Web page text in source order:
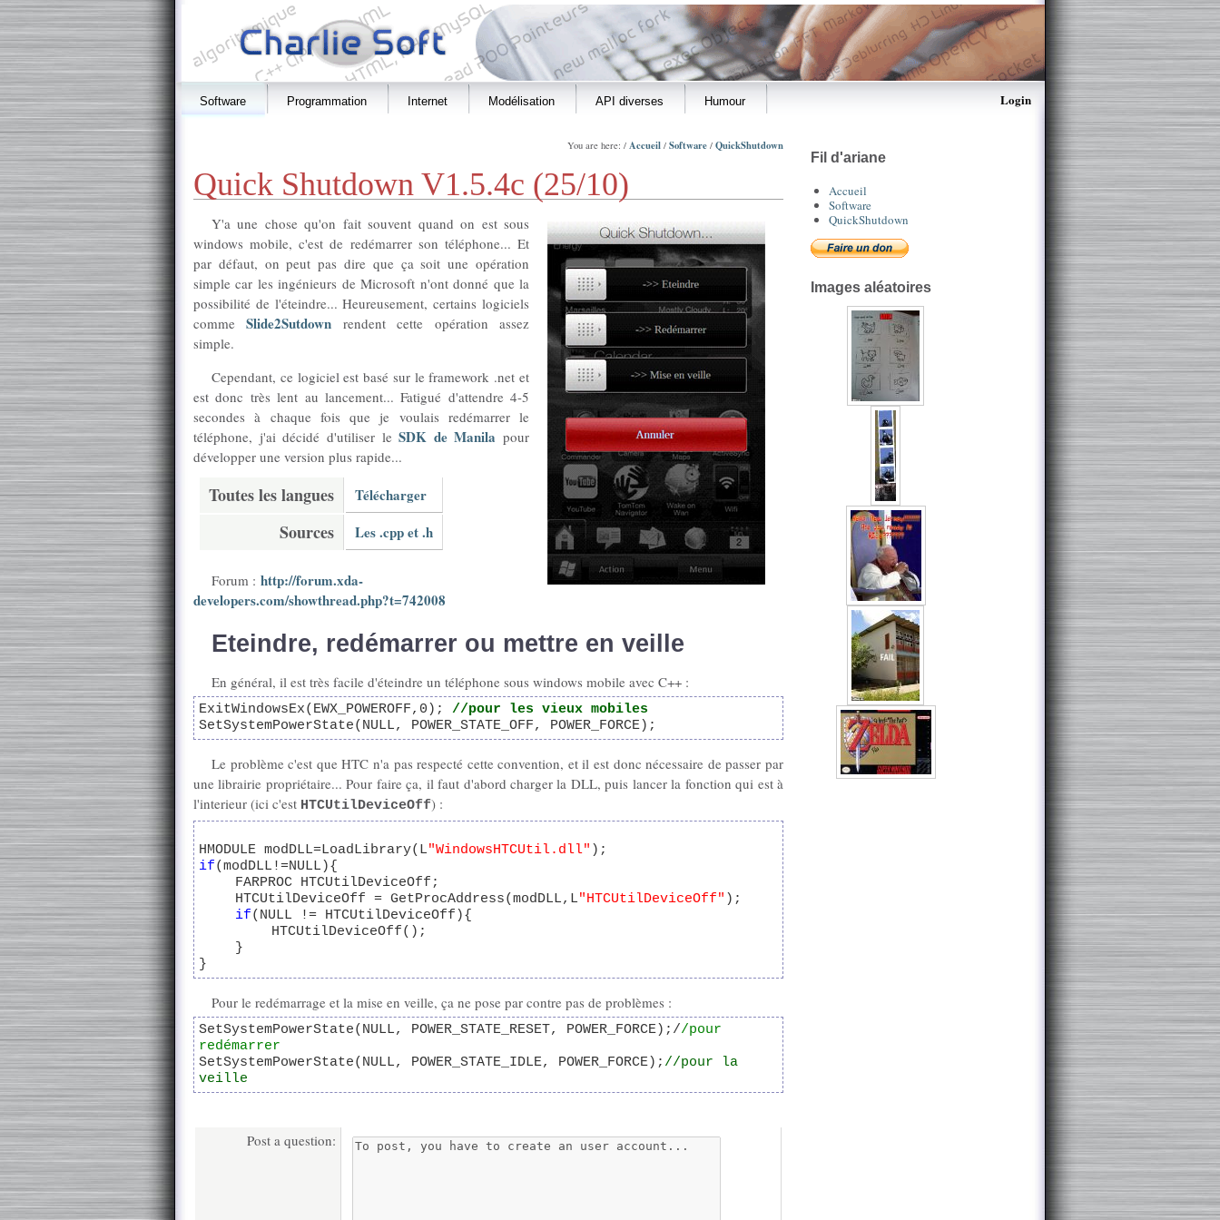
Software Programmation Internet Modélisation API diverses Humour Login
You are here: / Accueil / Software / QuickShutdown
Quick Shutdown V1.5.4c (25/10)
Y'a une chose qu'on fait souvent quand on est sous
windows mobile, c'est de redémarrer son téléphone... Et
par défaut, on peut pas dire que ça soit une opération
simple car les ingénieurs de Microsoft n'ont donné que la
possibilité de l'éteindre... Heureusement, certains logiciels
commeSlide2Sutdown rendent cette opération assez
simple.
Cependant, ce logiciel est basé sur le framework .net et
est donc très lent au lancement... Fatigué d'attendre 4-5
secondes à chaque fois que je voulais redémarrer le
téléphone, j'ai décidé d'utiliser leSDK de Manila pour
développer une version plus rapide...
Toutes les langues Télécharger
Sources Les .cpp et .h
Forum : http://forum.xda-
developers.com/showthread.php?t=742008
Eteindre, redémarrer ou mettre en veille
En général, il est très facile d'éteindre un téléphone sous windows mobile avec C++ :
ExitWindowsEx(EWX_POWEROFF,0); //pour les vieux mobiles
SetSystemPowerState(NULL, POWER_STATE_OFF, POWER_FORCE);
Le problème c'est que HTC n'a pas respecté cette convention, et il est donc nécessaire de passer par
une librairie propriétaire... Pour faire ça, il faut d'abord charger la DLL, puis lancer la fonction qui est à
l'interieur (ici c'est HTCUtilDeviceOff) :
HMODULE modDLL=LoadLibrary(L"WindowsHTCUtil.dll" );
if(modDLL!=NULL){
FARPROC HTCUtilDeviceOff;
HTCUtilDeviceOff = GetProcAddress(modDLL,L"HTCUtilDeviceOff" );
if(NULL != HTCUtilDeviceOff){
HTCUtilDeviceOff();
}
}
Pour le redémarrage et la mise en veille, ça ne pose par contre pas de problèmes :
SetSystemPowerState(NULL, POWER_STATE_RESET, POWER_FORCE);//pour
redémarrer
SetSystemPowerState(NULL, POWER_STATE_IDLE, POWER_FORCE); //pour la
veille
Post a question:
Fil d'ariane
Accueil
Software
QuickShutdown
Images aléatoires